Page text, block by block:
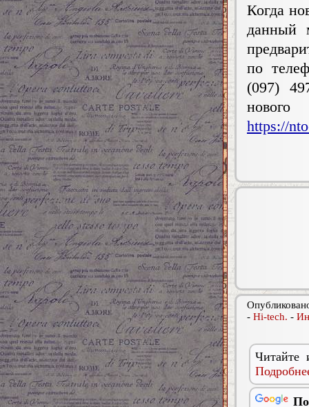
Когда
данный
по
(097)
https://
- Hi-tech. -
Читайте